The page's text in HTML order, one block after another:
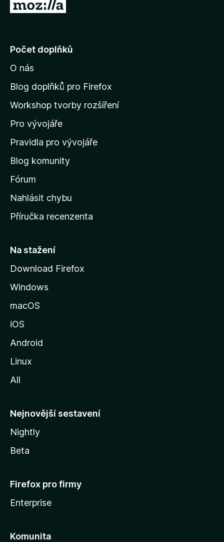
P
j
t
n
d
o
m
v
s
k
u
t
á
n
M
o
l
y
Počet doplňků
O nás
Blog doplňků pro Firefox
Workshop tvorby rozšíření
Pro vývojáře
Pravidla pro vývojáře
Blog komunity
Fórum
Nahlásit chybu
Příručka recenzenta
Na stažení
Download Firefox
Windows
macOS
iOS
Android
Linux
All
Nejnovější sestavení
Nightly
Beta
Firefox pro firmy
Enterprise
Komunita